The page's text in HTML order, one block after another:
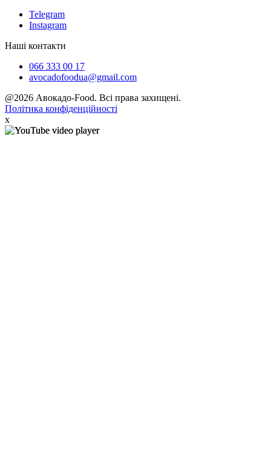
Telegram
Instagram
Наші контакти
066 333 00 17
avocadofoodua@gmail.com
@2026 Авокадо-Food. Всі права захищені.
Політика конфіденційності
x